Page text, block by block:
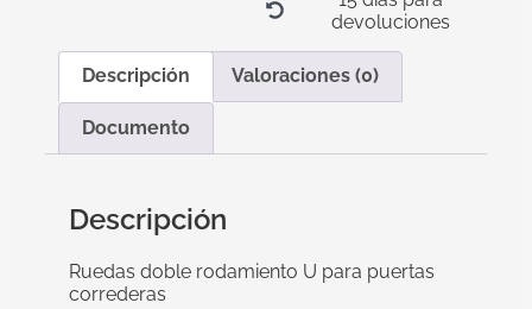
devoluciones
Descripción Valoraciones (0)
Documento
Descripción
Ruedas doble rodamiento U para puertas
correderas